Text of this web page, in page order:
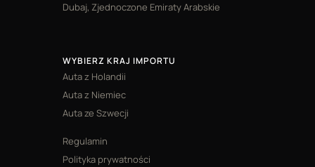
Dubaj, Zjednoczone Emiraty Arabskie
WYBIERZ KRAJ IMPORTU
Auta z Holandii
Auta z Niemiec
Auta ze Szwecji
Regulamin
Polityka prywatności